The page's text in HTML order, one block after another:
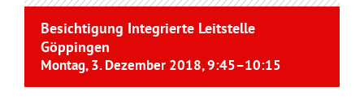
Besichtigung Integrierte Leitstelle
Göppingen
Montag, 3. Dezember 2018, 9:45–10:15